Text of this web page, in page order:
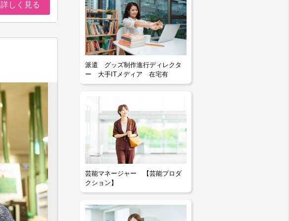
詳しく見る
派遣 グッズ制作進行ディレクタ
ー 大手ITメディア 在宅有
芸能マネージャー 【芸能プロダ
クション】